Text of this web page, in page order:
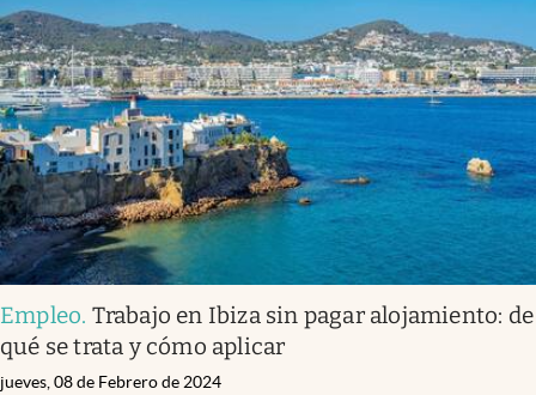
Empleo. Trabajo en Ibiza sin pagar alojamiento: de
qué se trata y cómo aplicar
jueves, 08 de Febrero de 2024